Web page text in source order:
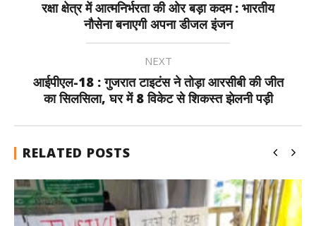
रक्षा क्षेत्र में आत्मनिर्भरता की ओर बड़ा कदम : भारतीय
नौसेना बनाएगी अपना डीजल इंजन
NEXT
आईपीएल-18 : गुजरात टाइटंस ने तोड़ा आरसीबी की जीत
का सिलसिला, घर में 8 विकेट से शिकस्त झेलनी पड़ी
RELATED POSTS